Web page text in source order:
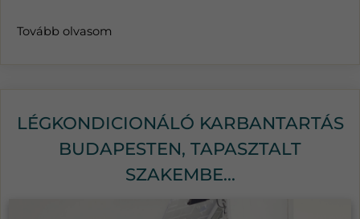
Tovább olvasom
LÉGKONDICIONÁLÓ KARBANTARTÁS
BUDAPESTEN, TAPASZTALT
SZAKEMBE...